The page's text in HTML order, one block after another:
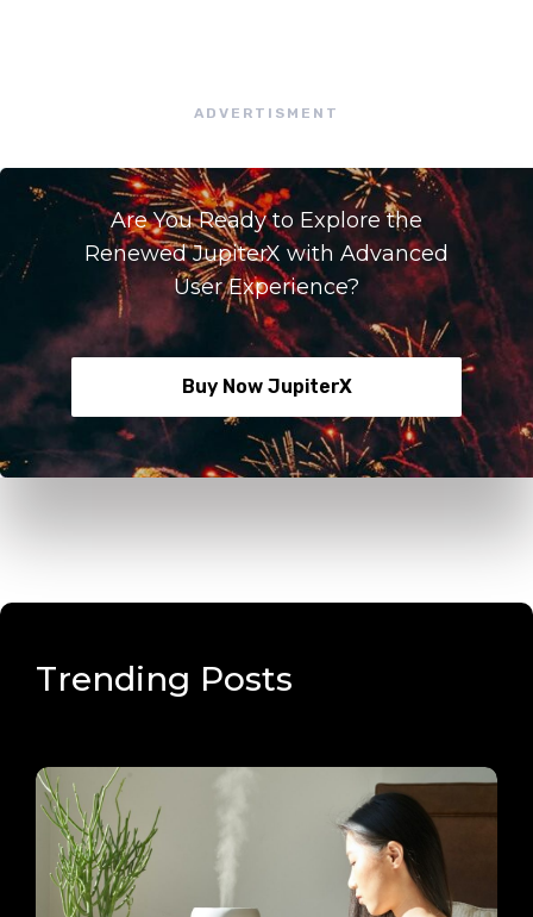
ADVERTISMENT
Are You Ready to Explore the
Renewed JupiterX with Advanced
User Experience?
Buy Now JupiterX
Trending Posts